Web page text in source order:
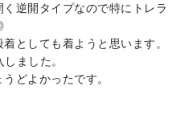
逆開タイプなので特にトレラ
としても着ようと思います。
ました。
どよかったです。